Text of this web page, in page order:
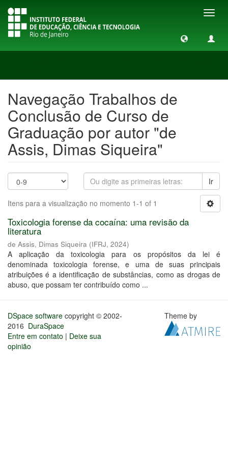
Navegação Trabalhos de
Conclusão de Curso de
Graduação por autor "de
Assis, Dimas Siqueira"
Ir
Itens para a visualização no momento 1-1 of 1
Toxicologia forense da cocaína: uma revisão da
literatura
de Assis, Dimas Siqueira (IFRJ, 2024)
A aplicação da toxicologia para os propósitos da lei é
denominada toxicologia forense, e uma de suas principais
atribuições é a identificação de substâncias, como as drogas de
abuso, que possam ter contribuído como ...
DSpace software copyright © 2002-
2016 DuraSpace
Entre em contato | Deixe sua
opinião
Theme by